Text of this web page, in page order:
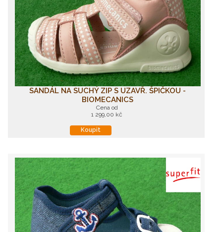
SANDÁL NA SUCHÝ ZIP S UZAVŘ. ŠPIČKOU -
BIOMECANICS
Cena od
1 299,00 kč
Koupit